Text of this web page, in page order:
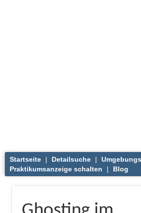
Startseite | Detailsuche |
Praktikumsanzeige schalten
| Blog